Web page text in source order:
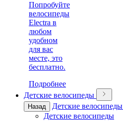
Попробуйте
велосипеды
Electra в
любом
удобном
для вас
месте, это
бесплатно.
Подробнее
Детские велосипеды
Назад
Детские велосипеды
Детские велосипеды